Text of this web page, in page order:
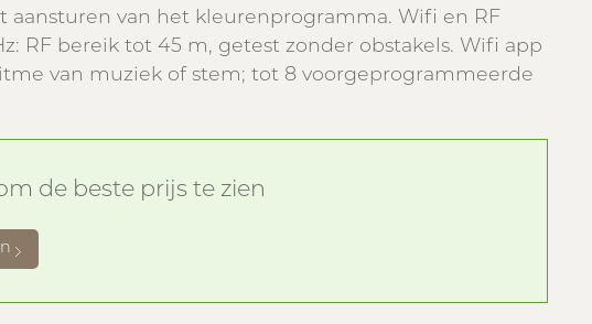
aansturen van het kleurenprogramma. Wifi en RF
RF bereik tot 45 m, getest zonder obstakels. Wifi app
van muziek of stem; tot 8 voorgeprogrammeerde
de beste prijs te zien